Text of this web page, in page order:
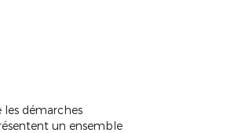
les démarches
un ensemble